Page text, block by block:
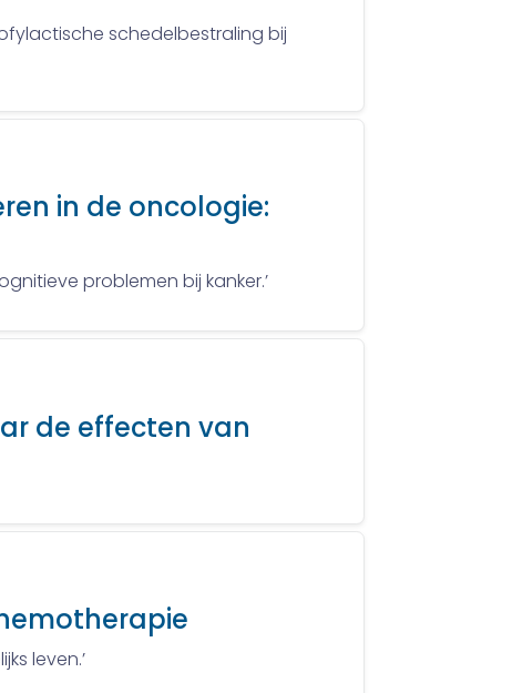
schedelbestraling bij
in de oncologie:
problemen bij kanker.’
de effecten van
leven.’